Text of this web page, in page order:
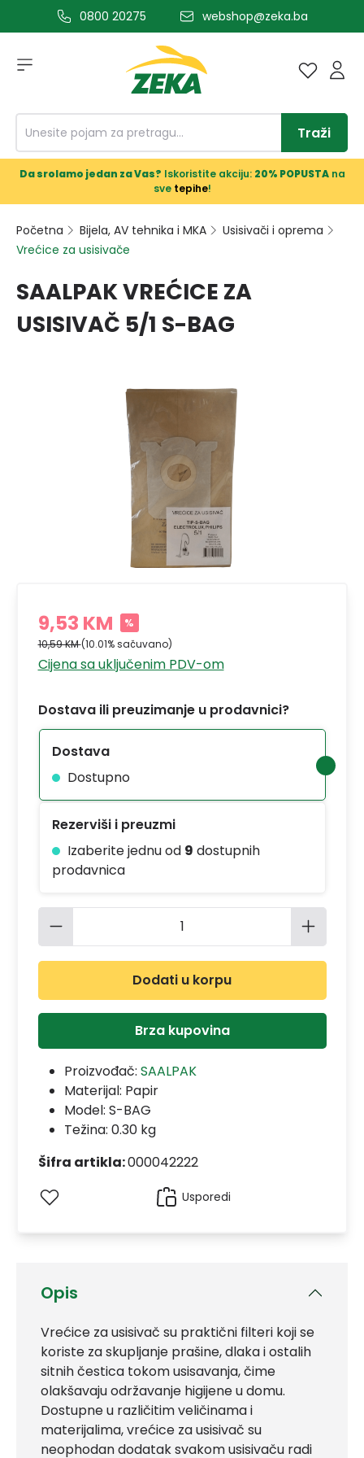
glavni sadržaj0800 20275 webshop@zeka.ba
Traži
Da srolamo jedan za Vas? Iskoristite akciju: 20% POPUSTAna
sve tepihe!
Početna Bijela, AV tehnika i MKA
Usisivači i oprema
Vrećice za usisivače
SAALPAK VREĆICE ZA
USISIVAČ 5/1 S-BAG
Opis
Vrećice za usisivač su praktični filteri koji se
koriste za skupljanje prašine, dlaka i ostalih
sitnih čestica tokom usisavanja, čime
olakšavaju održavanje higijene u domu.
Dostupne u različitim veličinama i
materijalima, vrećice za usisivač su
neophodan dodatak svakom usisivaču radi
9,53 KM %
10,59 KM(10.01% sačuvano)
Cijena sa uključenim PDV-om
Dostava ili preuzimanje u prodavnici?
Dostava
Dostupno
Rezerviši i preuzmi
Izaberite jednu od 9 dostupnih
prodavnica
Količina proizvoda: Unesite
Dodati u korpu
Brza kupovina
Proizvođač: SAALPAK
Materijal: Papir
Model: S-BAG
Težina: 0.30 kg
Šifra artikla:000042222
Usporedi